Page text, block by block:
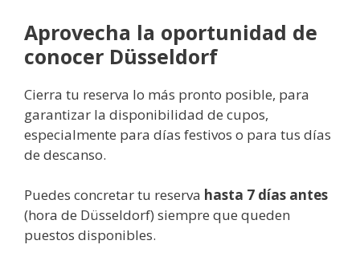
Aprovecha la oportunidad de
conocer Düsseldorf
Cierra tu reserva lo más pronto posible, para
garantizar la disponibilidad de cupos,
especialmente para días festivos o para tus días
de descanso.
Puedes concretar tu reserva hasta 7 días antes
(hora de Düsseldorf) siempre que queden
puestos disponibles.